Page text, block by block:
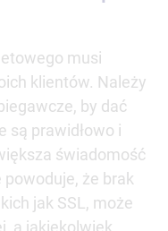
musi
klientów. Należy
by dać
są prawidłowo i
świadomość
że brak
jak SSL, może
a jakiekolwiek